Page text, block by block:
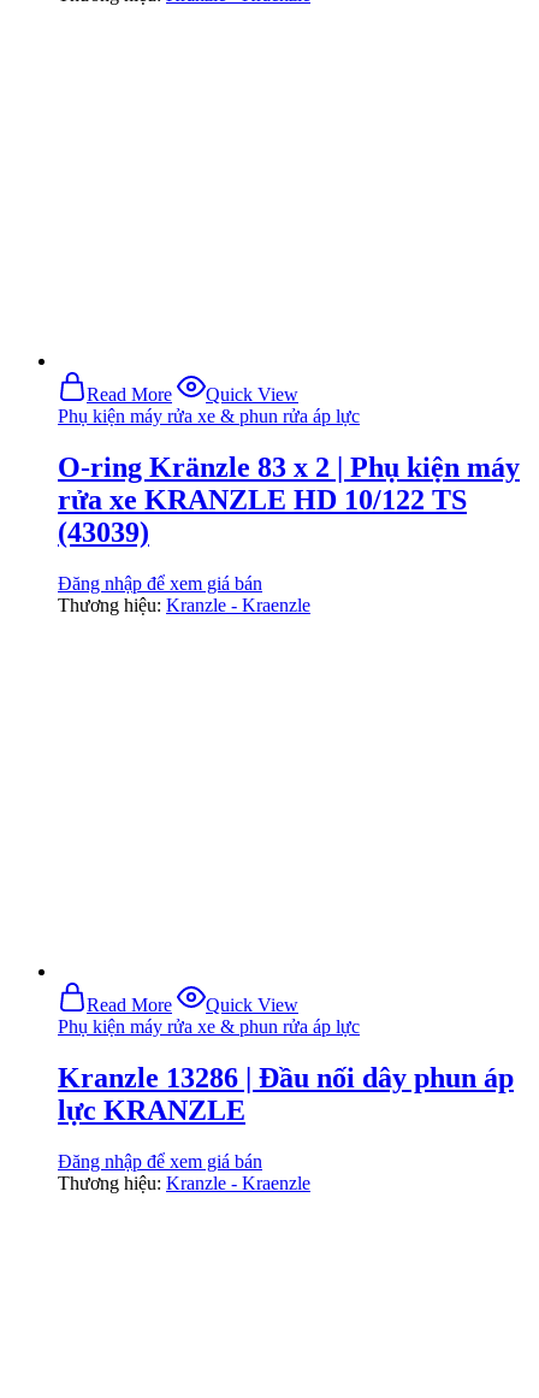
Read More
Quick View
Phụ kiện máy rửa xe & phun rửa áp lực
O-ring Kränzle 83 x 2 | Phụ kiện máy
rửa xe KRANZLE HD 10/122 TS
(43039)
Đăng nhập để xem giá bán
Thương hiệu: Kranzle - Kraenzle
Read More
Quick View
Phụ kiện máy rửa xe & phun rửa áp lực
Kranzle 13286 | Đầu nối dây phun áp
lực KRANZLE
Đăng nhập để xem giá bán
Thương hiệu: Kranzle - Kraenzle